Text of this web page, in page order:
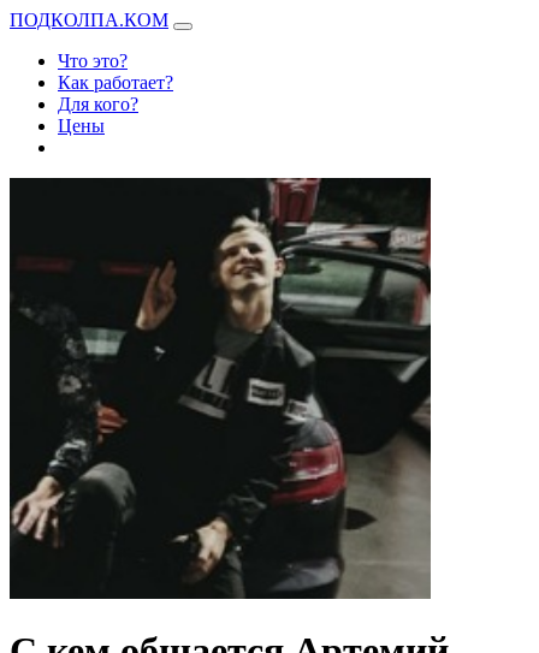
ПОДКОЛПА.КОМ
Что это?
Как работает?
Для кого?
Цены